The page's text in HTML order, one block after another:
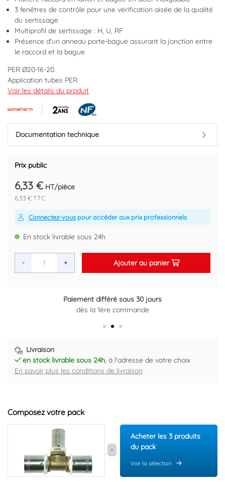
3 fenêtres de contrôle pour une vérification aisée de la qualité
du sertissage
Multiprofil de sertissage : H, U, RF
Présence d'un anneau porte-bague assurant la jonction entre
le raccord et la bague
PER Ø20-16-20.
Application tubes PER.
Douille de sertissage en acier inoxydable résistant à la corrosion.
Fenêtre de contrôle pour s'assurer du positionnement du tube.
Anneau porte bague garantissant la liaison raccord laiton-bague
inox.
Rapidité de montage et positionnement optimal de la matrice au
moment du sertissage grâce à une butée.
NF certificat 81346.
Marque : SOMATHERM
Code EAN : 3540733313239
Voir les détails du produit
Documentation technique
Prix public
6,33 € HT/pièce
6,33 € TTC
Connectez-vous pour accéder aux prix professionnels
En stock livrable sous 24h
- + Ajouter au panier
Paiement différé sous 30 jours
dès la 1ère commande
Retour gratuit sous 14 jours
Plus d'informations ici
Livraison
en stock livrable sous 24h, à l'adresse de votre choix
En savoir plus les conditions de livraison
Composez votre pack
Acheter les 3 produits
du pack
Voir la sélection